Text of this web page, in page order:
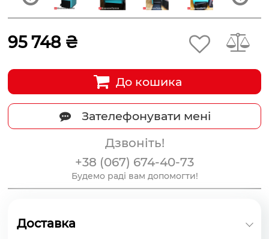
95 748 ₴
До кошика
Зателефонувати мені
Дзвоніть!
+38 (067) 674-40-73
Будемо раді вам допомогти!
Доставка